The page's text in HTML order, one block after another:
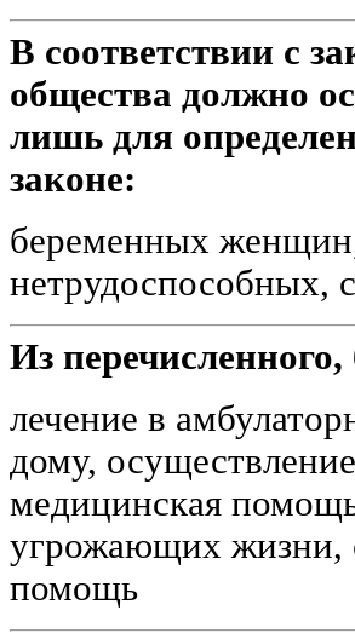
В соответствии с
общества должно
лишь для
законе:
беременных
нетрудоспособных,
Из
лечение в
дому,
медицинская
угрожающих жизни,
помощь